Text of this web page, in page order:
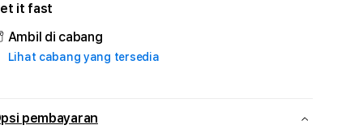
RAJATOGEL
#3
TradiTours
Jasa
Paket
TradiTours
Jasa
it fast
Ambil di cabang
Lihat cabang yang tersedia
pembayaran